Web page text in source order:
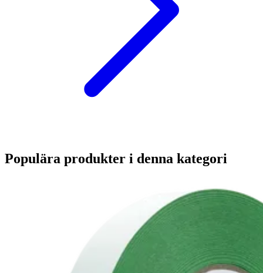
Populära produkter i denna kategori